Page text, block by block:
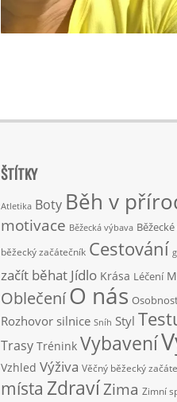
ŠTÍTKY
Atletika Boty Běh v
motivace Běžecká výbava
běžecký začátečník Cestování
začít běhat Jídlo Krása Léčení
OblečeníO nás
Rozhovor silnice Sníh Styl
Trasy Trénink Vybavení
Vzhled Výživa Věčný běžecký
místa ZdravíZima Zimní